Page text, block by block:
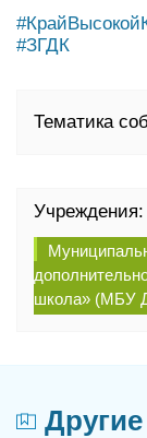
#ЗГДК
Тематика
Учреждения:
школа»